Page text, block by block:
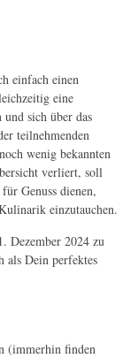
einfach einen
eine
sich über das
teilnehmenden
wenig bekannten
verliert, soll
Genuss dienen,
einzutauchen.
Dezember 2024 zu
als Dein perfektes
(immerhin finden